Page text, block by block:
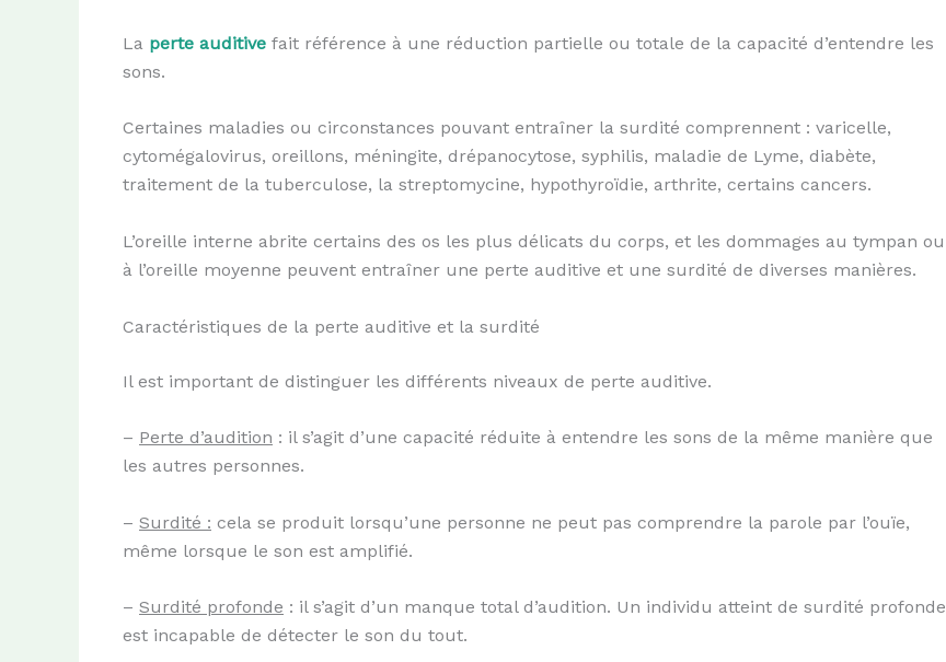
La perte auditive fait référence à une réduction partielle ou totale de la capacité d’entendre les
sons.
Certaines maladies ou circonstances pouvant entraîner la surdité comprennent : varicelle,
cytomégalovirus, oreillons, méningite, drépanocytose, syphilis, maladie de Lyme, diabète,
traitement de la tuberculose, la streptomycine, hypothyroïdie, arthrite, certains cancers.
L’oreille interne abrite certains des os les plus délicats du corps, et les dommages au tympan ou
à l’oreille moyenne peuvent entraîner une perte auditive et une surdité de diverses manières.
Caractéristiques de la perte auditive et la surdité
Il est important de distinguer les différents niveaux de perte auditive.
– Perte d’audition : il s’agit d’une capacité réduite à entendre les sons de la même manière que
les autres personnes.
– Surdité : cela se produit lorsqu’une personne ne peut pas comprendre la parole par l’ouïe,
même lorsque le son est amplifié.
– Surdité profonde : il s’agit d’un manque total d’audition. Un individu atteint de surdité profonde
est incapable de détecter le son du tout.